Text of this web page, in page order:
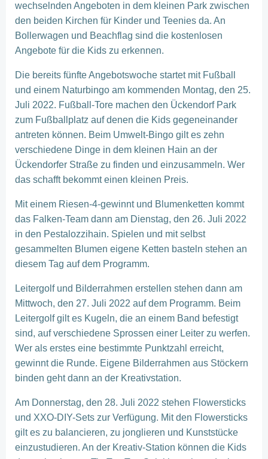
wechselnden Angeboten in dem kleinen Park zwischen
den beiden Kirchen für Kinder und Teenies da. An
Bollerwagen und Beachflag sind die kostenlosen
Angebote für die Kids zu erkennen.
Die bereits fünfte Angebotswoche startet mit Fußball
und einem Naturbingo am kommenden Montag, den 25.
Juli 2022. Fußball-Tore machen den Ückendorf Park
zum Fußballplatz auf denen die Kids gegeneinander
antreten können. Beim Umwelt-Bingo gilt es zehn
verschiedene Dinge in dem kleinen Hain an der
Ückendorfer Straße zu finden und einzusammeln. Wer
das schafft bekommt einen kleinen Preis.
Mit einem Riesen-4-gewinnt und Blumenketten kommt
das Falken-Team dann am Dienstag, den 26. Juli 2022
in den Pestalozzihain. Spielen und mit selbst
gesammelten Blumen eigene Ketten basteln stehen an
diesem Tag auf dem Programm.
Leitergolf und Bilderrahmen erstellen stehen dann am
Mittwoch, den 27. Juli 2022 auf dem Programm. Beim
Leitergolf gilt es Kugeln, die an einem Band befestigt
sind, auf verschiedene Sprossen einer Leiter zu werfen.
Wer als erstes eine bestimmte Punktzahl erreicht,
gewinnt die Runde. Eigene Bilderrahmen aus Stöckern
binden geht dann an der Kreativstation.
Am Donnerstag, den 28. Juli 2022 stehen Flowersticks
und XXO-DIY-Sets zur Verfügung. Mit den Flowersticks
gilt es zu balancieren, zu jonglieren und Kunststücke
einzustudieren. An der Kreativ-Station können die Kids